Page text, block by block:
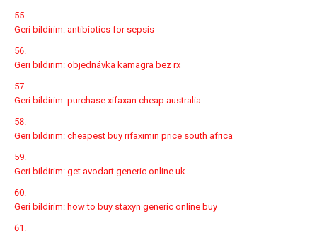
Geri bildirim: antibiotics for sepsis
Geri bildirim: objednávka kamagra bez rx
Geri bildirim: purchase xifaxan cheap australia
Geri bildirim: cheapest buy rifaximin price south africa
Geri bildirim: get avodart generic online uk
Geri bildirim: how to buy staxyn generic online buy